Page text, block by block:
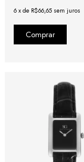
6 x de R$66,65 sem juros